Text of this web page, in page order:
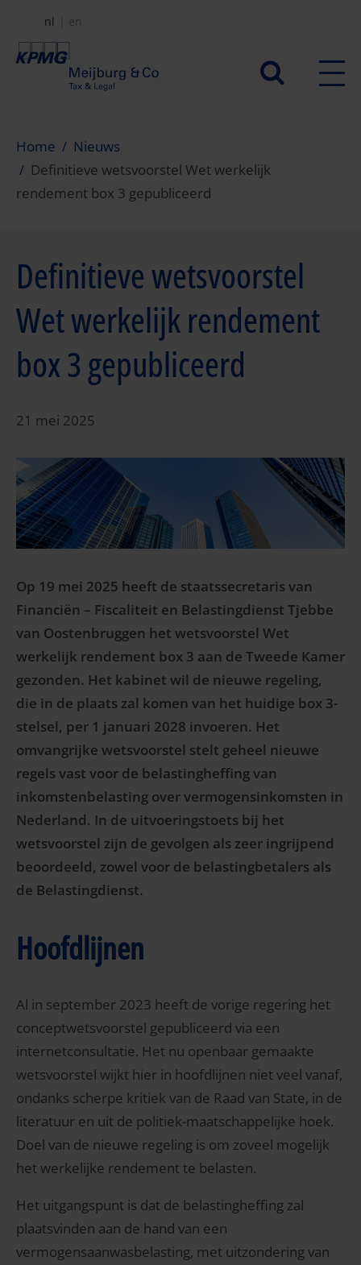
naar
Secundair
nl en
Home
Nieuws
Definitieve wetsvoorstel Wet werkelijk
rendement box 3 gepubliceerd
Definitieve wetsvoorstel
Wet werkelijk rendement
box 3 gepubliceerd
21 mei 2025
Op 19 mei 2025 heeft de staatssecretaris van
Financiën – Fiscaliteit en Belastingdienst Tjebbe
van Oostenbruggen het wetsvoorstel Wet
werkelijk rendement box 3 aan de Tweede Kamer
gezonden. Het kabinet wil de nieuwe regeling,
die in de plaats zal komen van het huidige box 3-
stelsel, per 1 januari 2028 invoeren. Het
omvangrijke wetsvoorstel stelt geheel nieuwe
regels vast voor de belastingheffing van
inkomstenbelasting over vermogensinkomsten in
Nederland. In de uitvoeringstoets bij het
wetsvoorstel zijn de gevolgen als zeer ingrijpend
beoordeeld, zowel voor de belastingbetalers als
de Belastingdienst.
Hoofdlijnen
Al in september 2023 heeft de vorige regering het
conceptwetsvoorstel gepubliceerd via een
internetconsultatie. Het nu openbaar gemaakte
wetsvoorstel wijkt hier in hoofdlijnen niet veel vanaf,
ondanks scherpe kritiek van de Raad van State, in de
literatuur en uit de politiek-maatschappelijke hoek.
Doel van de nieuwe regeling is om zoveel mogelijk
het werkelijke rendement te belasten.
Het uitgangspunt is dat de belastingheffing zal
plaatsvinden aan de hand van een
vermogensaanwasbelasting, met uitzondering van